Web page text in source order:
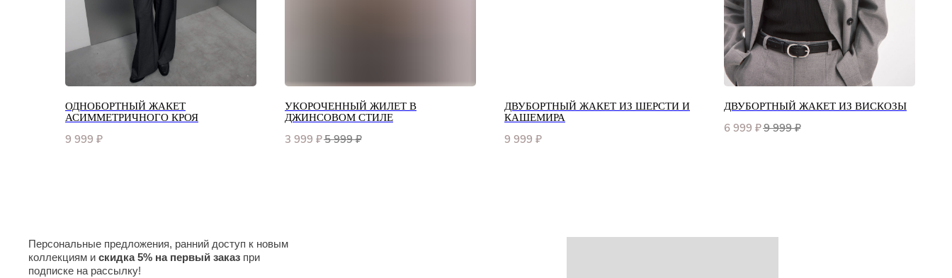
ОДНОБОРТНЫЙ ЖАКЕТ
АСИММЕТРИЧНОГО КРОЯ
9 999 ₽
УКОРОЧЕННЫЙ ЖИЛЕТ В
ДЖИНСОВОМ СТИЛЕ
3 999 ₽5 999 ₽
ДВУБОРТНЫЙ ЖАКЕТ ИЗ ШЕРСТИ И
КАШЕМИРА
9 999 ₽
ДВУБОРТНЫЙ ЖАКЕТ ИЗ ВИСКОЗЫ
6 999 ₽9 999 ₽
Персональные предложения, ранний доступ к новым
коллекциям и скидка 5% на первый заказ при
подписке на рассылку!